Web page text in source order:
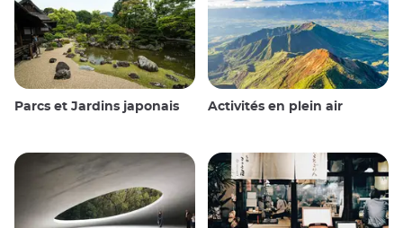
Parcs et Jardins japonais Activités en plein air